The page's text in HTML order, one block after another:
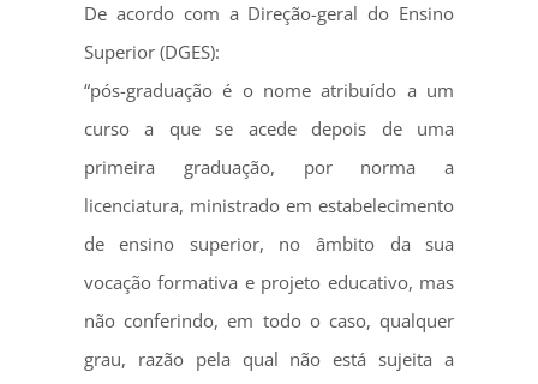
De acordo com a Direção-geral do Ensino
Superior (DGES):
“pós-graduação é o nome atribuído a um
curso a que se acede depois de uma
primeira graduação, por norma a
licenciatura, ministrado em estabelecimento
de ensino superior, no âmbito da sua
vocação formativa e projeto educativo, mas
não conferindo, em todo o caso, qualquer
grau, razão pela qual não está sujeita a